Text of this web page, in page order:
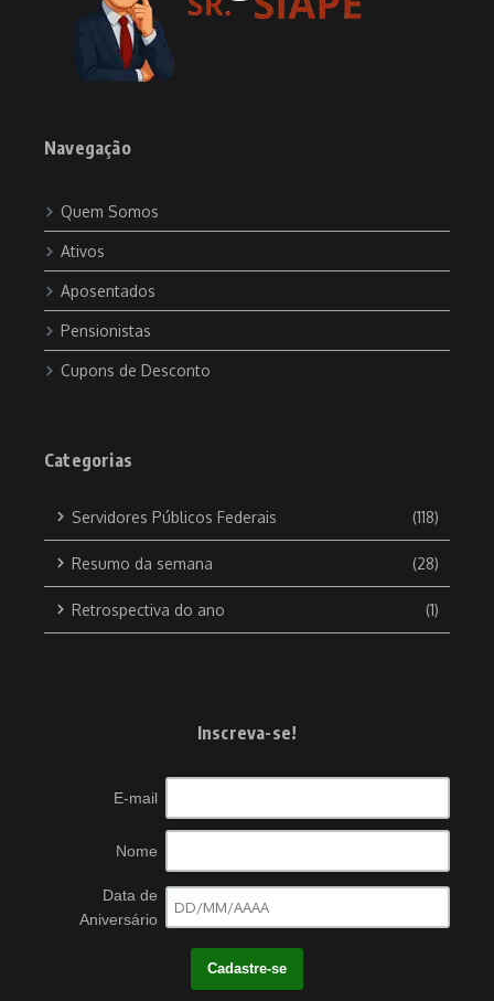
Navegação
Quem Somos
Ativos
Aposentados
Pensionistas
Cupons de Desconto
Categorias
Servidores Públicos Federais (118)
Resumo da semana (28)
Retrospectiva do ano (1)
Inscreva-se!
E-mail
Nome
Data de
Aniversário